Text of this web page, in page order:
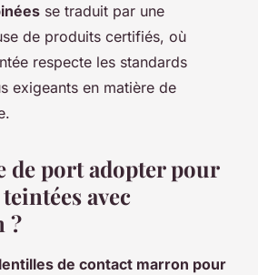
se traduit par une
de produits certifiés, où
respecte les standards
exigeants en matière de
de port adopter pour
avec
?
lentilles de contact marron pour